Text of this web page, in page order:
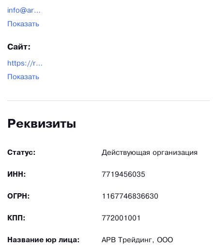
себя. От разработки проекта и продажи
оборудования до поддержки клиентов и
info@arv.group
Показать
Сайт:
https://ruprinters.ru/
Показать
Реквизиты
Статус: Действующая организация
ИНН: 7719456035
ОГРН: 1167746836630
КПП: 772001001
Название юр лица: АРВ Трейдинг, ООО